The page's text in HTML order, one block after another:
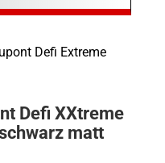
Defi XXtreme
matt